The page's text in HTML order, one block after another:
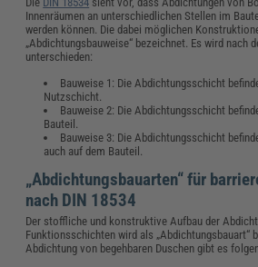
Innenräumen an unterschiedlichen Stellen im
werden können. Die dabei möglichen
„Abdichtungsbauweise“ bezeichnet. Es wird nach
unterschieden:
Bauweise 1: Die Abdichtungsschicht
Nutzschicht.
Bauweise 2: Die Abdichtungsschicht
Bauteil.
Bauweise 3: Die Abdichtungsschicht
auch auf dem Bauteil.
„Abdichtungsbauarten“ für
nach DIN 18534
Der stoffliche und konstruktive Aufbau der
Funktionsschichten wird als „Abdichtungsbauart“
Abdichtung von begehbaren Duschen gibt es